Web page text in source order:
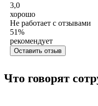
3,0
хорошо
Не работает с отзывами
51%
рекомендует
Оставить отзыв
Что говорят